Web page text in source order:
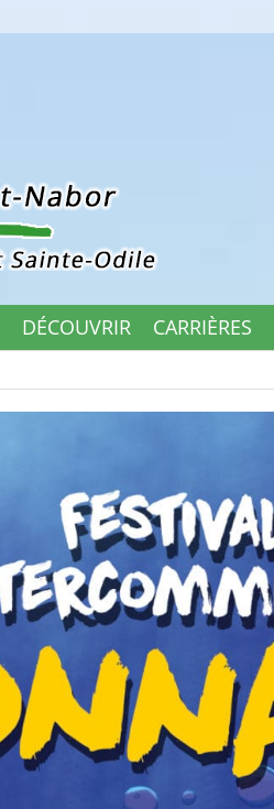
DÉCOUVRIR CARRIÈRES